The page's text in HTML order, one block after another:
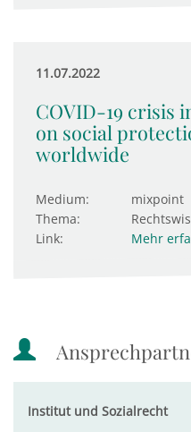
11.07.2022
COVID-19 crisis
on social
worldwide
Medium:
mixpoint
Thema:
Link:
Mehr
Institut und Sozialrecht